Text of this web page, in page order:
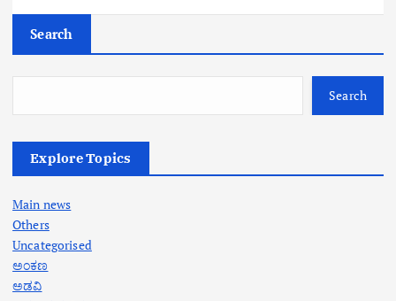
Search
Search
Explore Topics
Main news
Others
Uncategorised
ಅಂಕಣ
ಅಡವಿ